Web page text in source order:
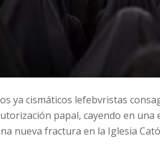
ya cismáticos lefebvristas
papal, cayendo en
nueva fractura en la Iglesia